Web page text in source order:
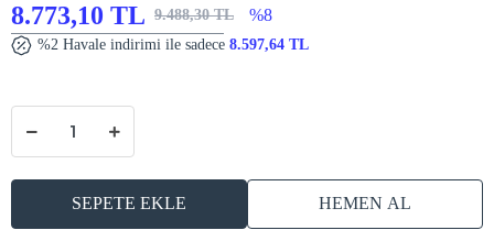
8.773,10 TL 9.488,30 TL %8
%2 Havale indirimi ile sadece 8.597,64 TL
SEPETE EKLE HEMEN AL